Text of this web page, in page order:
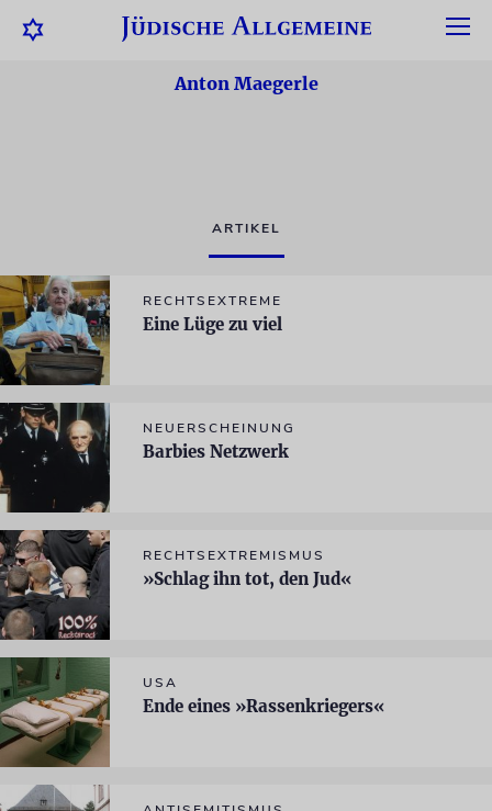
Anton Maegerle
ARTIKEL
RECHTSEXTREME
Eine Lüge zu viel
NEUERSCHEINUNG
Barbies Netzwerk
RECHTSEXTREMISMUS
»Schlag ihn tot, den Jud«
USA
Ende eines »Rassenkriegers«